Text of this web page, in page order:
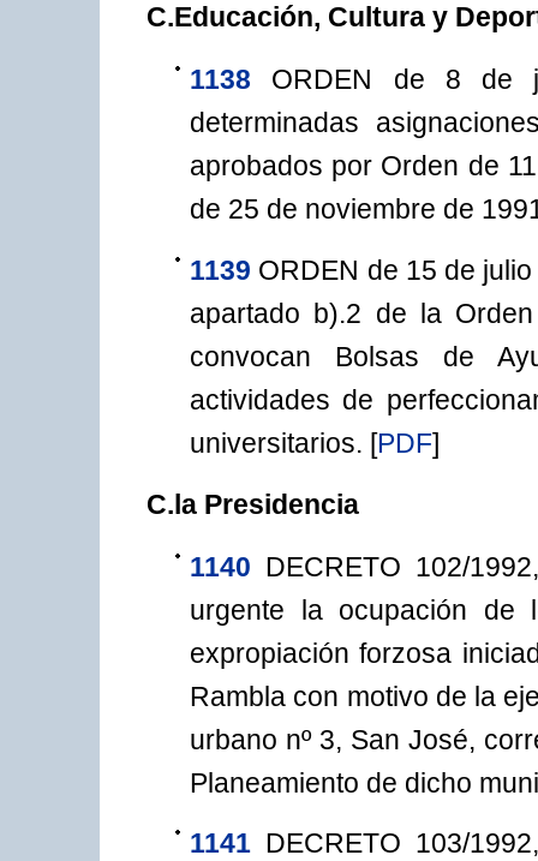
C.Educación, Cultura y
1138
ORDEN de 8 de
determinadas
aprobados por Orden de
de 25 de noviembre de
1139 ORDEN de 15 de
apartado b).2 de la
convocan Bolsas de
actividades de
universitarios. [PDF]
C.la Presidencia
1140 DECRETO 102/
urgente la ocupación de
expropiación forzosa
Rambla con motivo de la
urbano nº 3, San José,
Planeamiento de dicho
1141 DECRETO 103/